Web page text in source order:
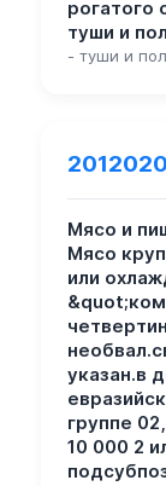
рогатого
туши и
- туши и
Мясо и
Мясо
или
указан.в
группе
10 000 2